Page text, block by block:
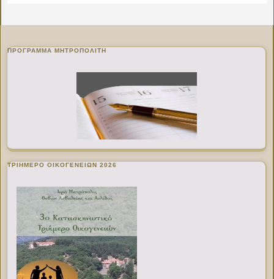
ΠΡΌΓΡΑΜΜΑ ΜΗΤΡΟΠΟΛΊΤΗ
ΤΡΙΗΜΕΡΟ ΟΙΚΟΓΕΝΕΙΩΝ 2026